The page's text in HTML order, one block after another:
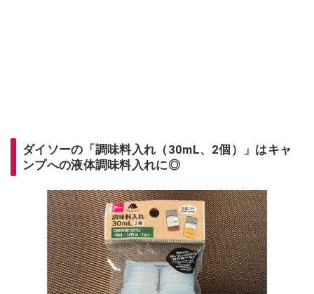
ダイソーの「調味料入れ（30mL、2個）」はキャ
ンプへの液体調味料入れに◎